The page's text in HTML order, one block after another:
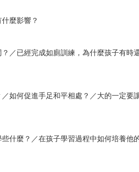
麼影響？
／已經完成如廁訓練，為什麼孩子有時
如何促進手足和平相處？／大的一定要
什麼？／在孩子學習過程中如何培養他